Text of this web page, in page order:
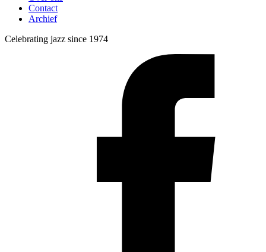
Contact
Archief
Celebrating jazz since 1974